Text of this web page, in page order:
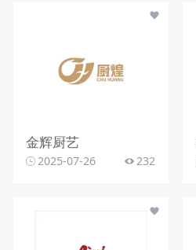
金辉厨艺
2025-07-26 232